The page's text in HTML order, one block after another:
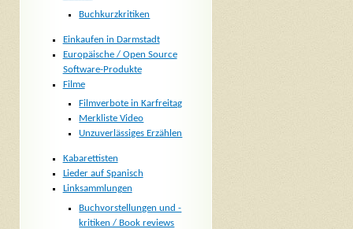
Buchkurzkritiken
Einkaufen in Darmstadt
Europäische / Open Source
Software-Produkte
Filme
Filmverbote in Karfreitag
Merkliste Video
Unzuverlässiges Erzählen
Kabarettisten
Lieder auf Spanisch
Linksammlungen
Buchvorstellungen und -
kritiken / Book reviews